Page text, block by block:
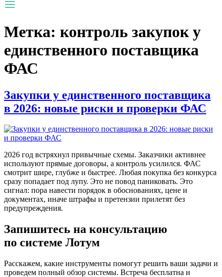
Метка: контроль закупок у
единственного поставщика
ФАС
Закупки у единственного поставщика
в 2026: новые риски и проверки ФАС
2026 год встряхнул привычные схемы. Заказчики активнее
используют прямые договоры, а контроль усилился. ФАС
смотрит шире, глубже и быстрее. Любая покупка без конкурса
сразу попадает под лупу. Это не повод паниковать. Это
сигнал: пора навести порядок в обоснованиях, цене и
документах, иначе штрафы и претензии прилетят без
предупреждения.
Запишитесь на консультацию
по системе Лотум
Расскажем, какие инструменты помогут решить ваши задачи и
проведем полный обзор системы. Встреча бесплатна и